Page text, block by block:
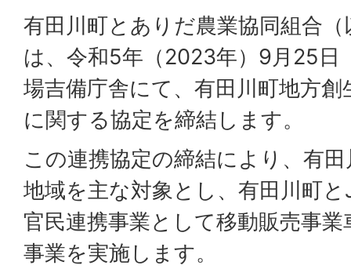
有田川町とありだ農業協同組合
は、令和5年（2023年）9月25日
場吉備庁舎にて、有田川町地方
に関する協定を締結します。
この連携協定の締結により、有
地域を主な対象とし、有田川町
官民連携事業として移動販売事
事業を実施します。